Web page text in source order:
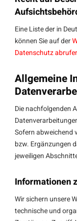
Eine Liste der in
können Sie auf der
Datenschutz
Allgemeine
Die nachfolgenden
Sofern abweichend
bzw. Ergänzungen
jeweiligen
Informationen
Wir sichern unsere
technische und